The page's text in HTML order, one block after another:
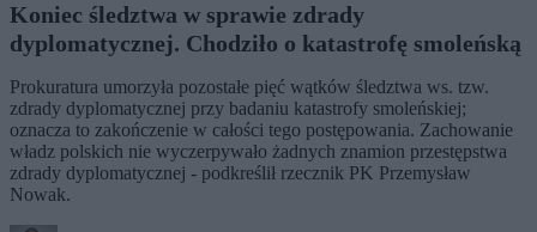
Koniec śledztwa w sprawie zdrady
dyplomatycznej. Chodziło o katastrofę smoleńską
Prokuratura umorzyła pozostałe pięć wątków śledztwa ws. tzw.
zdrady dyplomatycznej przy badaniu katastrofy smoleńskiej;
oznacza to zakończenie w całości tego postępowania. Zachowanie
władz polskich nie wyczerpywało żadnych znamion przestępstwa
zdrady dyplomatycznej - podkreślił rzecznik PK Przemysław
Nowak.